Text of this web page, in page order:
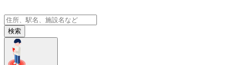
検索